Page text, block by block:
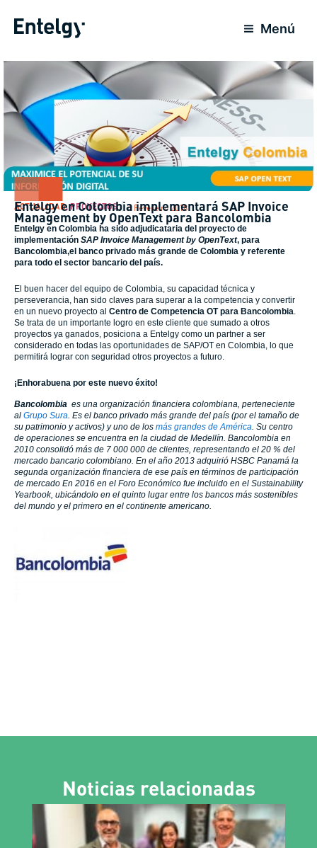
para
conteúdo
Menú
ACTUALIDAD,PROYECTOS 4 Fevereiro 2018
Entelgy en Colombia implementará SAP Invoice
Management by OpenText para Bancolombia
Entelgy en Colombia ha sido adjudicataria del proyecto de
implementación SAP Invoice Management by OpenText, para
Bancolombia,el banco privado más grande de Colombia y referente
para todo el sector bancario del país.
El buen hacer del equipo de Colombia, su capacidad técnica y
perseverancia, han sido claves para superar a la competencia y convertir
en un nuevo proyecto al Centro de Competencia OT para Bancolombia.
Se trata de un importante logro en este cliente que sumado a otros
proyectos ya ganados, posiciona a Entelgy como un partner a ser
considerado en todas las oportunidades de SAP/OT en Colombia, lo que
permitirá lograr con seguridad otros proyectos a futuro.
¡Enhorabuena por este nuevo éxito!
Bancolombia es una organización financiera colombiana, perteneciente
al Grupo Sura . Es el banco privado más grande del país (por el tamaño de
su patrimonio y activos) y uno de los más grandes de América . Su centro
de operaciones se encuentra en la ciudad de Medellín. Bancolombia en
2010 consolidó más de 7 000 000 de clientes, representando el 20 % del
mercado bancario colombiano. En el año 2013 adquirió HSBC Panamá​ la
segunda organización financiera de ese país en términos de participación
de mercado En 2016 en el Foro Económico fue incluido en el Sustainability
Yearbook, ubicándolo en el quinto lugar entre los bancos más sostenibles
del mundo y el primero en el continente americano.
Noticias relacionadas